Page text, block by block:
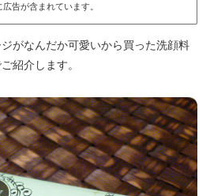
告が含まれています。
がなんだか可愛いから買った洗顔料
紹介します。